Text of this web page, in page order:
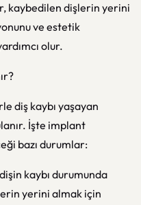
kaybedilen dişlerin yerini
ve estetik
olur.
diş kaybı yaşayan
İşte implant
bazı durumlar:
kaybı durumunda
yerini almak için